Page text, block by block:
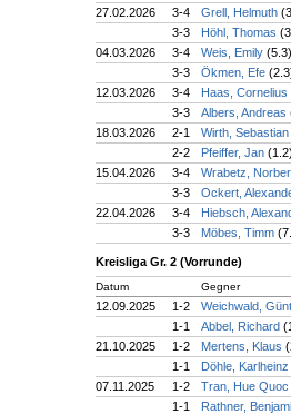
27.02.2026
3-4 Grell, Helmuth
3-3
Höhl, Thomas
04.03.2026
3-4 Weis, Emily (5.3)
3-3
Ökmen, Efe
12.03.2026
3-4
Haas, Cornelius
3-3
Albers, Andreas
18.03.2026
2-1
Wirth, Sebastian
2-2
Pfeiffer, Jan
15.04.2026
3-4
Wrabetz,
3-3
Ockert,
22.04.2026
3-4
Hiebsch,
3-3
Möbes, Timm
Kreisliga Gr. 2 (Vorrunde)
Datum Gegner
12.09.2025 1-2
Weichwald,
1-1
Abbel, Richard
21.10.2025
1-2 Mertens, Klaus
1-1
Döhle, Karlheinz
07.11.2025
1-2
Tran, Hue Quoc
1-1
Rathner,